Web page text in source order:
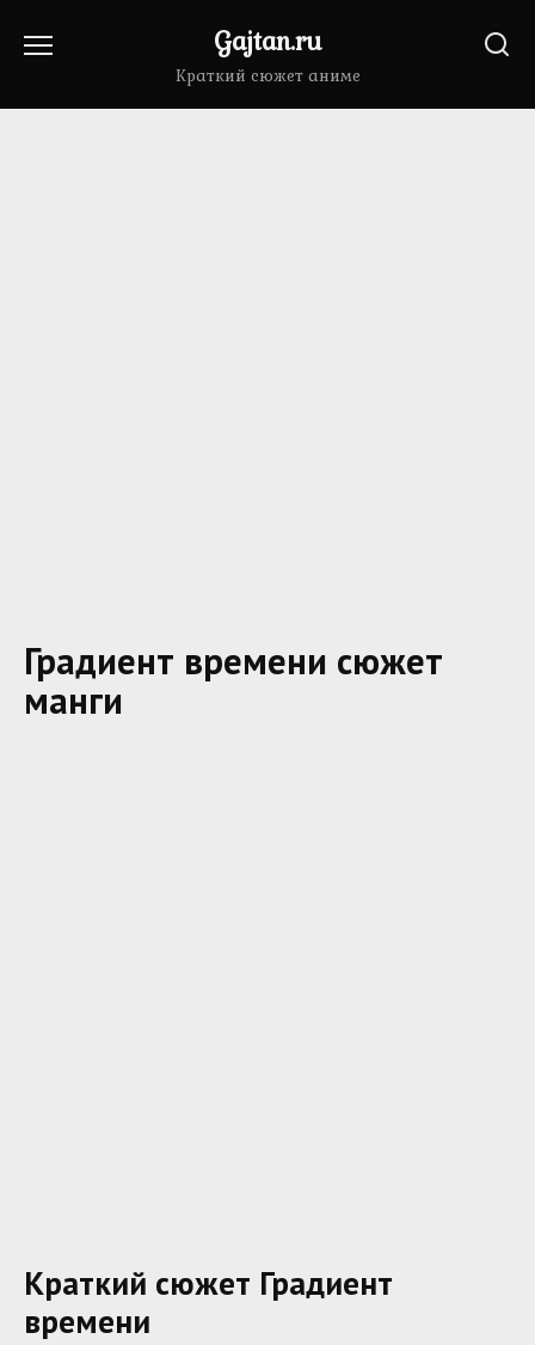
Gajtan.ru
Краткий сюжет аниме
Градиент времени сюжет
манги
Краткий сюжет Градиент
времени